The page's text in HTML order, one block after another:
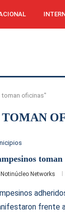
oficinas"
TOMAN
Notinúcleo Networks
frente